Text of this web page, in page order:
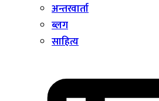
अन्तरवार्ता
ब्लग
साहित्य